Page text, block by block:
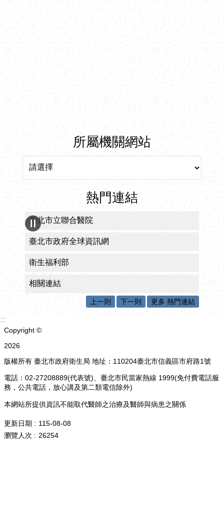
所屬機關網站
熱門連結
臺北市立聯合醫院
臺北市政府全球資訊網
衛生福利部
相關連結
上一則 下一則 更多 熱門連結
:::
Copyright ©
2026
版權所有 臺北市政府衛生局 地址：110204臺北市信義區市府路1號
電話：02-27208889(代表號)、臺北市民當家熱線 1999(免付費電話服
務，公共電話，放心講及第二類電信除外)
本網站所提供資訊不能取代醫師之治療及醫師與病患之關係
更新日期
115-08-08
瀏覽人次
26254